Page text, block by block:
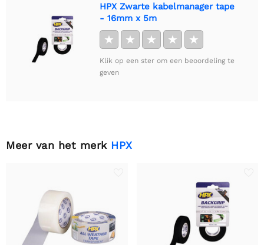
HPX Zwarte kabelmanager tape
- 16mm x 5m
★ ★ ★ ★ ★
Klik op een ster om een beoordeling te
geven
Meer van het merk HPX